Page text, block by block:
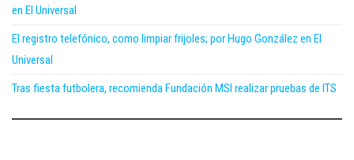
en El Universal
El registro telefónico, como limpiar frijoles; por Hugo González en El
Universal
Tras fiesta futbolera, recomienda Fundación MSI realizar pruebas de ITS